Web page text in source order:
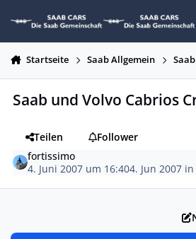
Startseite Saab Allgemein
Saab und Volvo Cabrios
Teilen
Follower
fortissimo
4. Juni 2007 um 16:404. Jun 2007